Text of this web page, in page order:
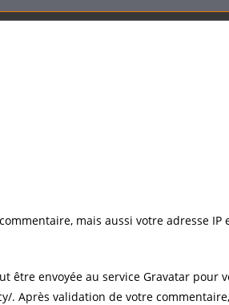
mais aussi votre adresse IP
être envoyée au service Gravatar pour
Après validation de votre